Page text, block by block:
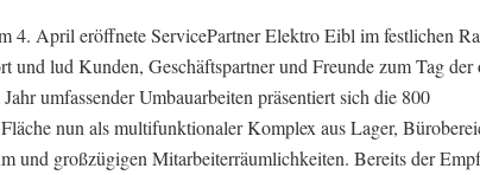
4. April eröffnete ServicePartner Elektro Eibl im festlichen
und lud Kunden, Geschäftspartner und Freunde zum Tag der
umfassender Umbauarbeiten präsentiert sich die 800
nun als multifunktionaler Komplex aus Lager,
und großzügigen Mitarbeiterräumlichkeiten. Bereits der